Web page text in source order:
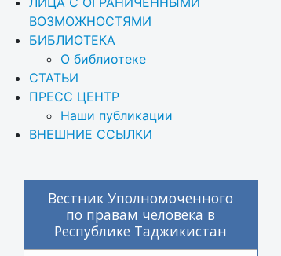
ВОЗМОЖНОСТЯМИ
БИБЛИОТЕКА
О библиотеке
СТАТЬИ
ПРЕСС ЦЕНТР
Наши публикации
ВНЕШНИЕ ССЫЛКИ
Вестник Уполномоченного
по правам человека в
Республике Таджикистан